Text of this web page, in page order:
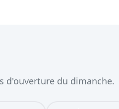
d'ouverture du dimanche.